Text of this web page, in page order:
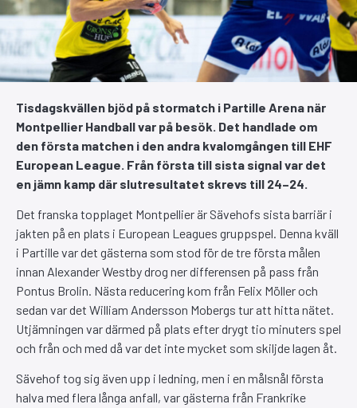
Tisdagskvällen bjöd på stormatch i Partille Arena när
Montpellier Handball var på besök. Det handlade om
den första matchen i den andra kvalomgången till EHF
European League. Från första till sista signal var det
en jämn kamp där slutresultatet skrevs till 24–24.
Det franska topplaget Montpellier är Sävehofs sista barriär i
jakten på en plats i European Leagues gruppspel. Denna kväll
i Partille var det gästerna som stod för de tre första målen
innan Alexander Westby drog ner differensen på pass från
Pontus Brolin. Nästa reducering kom från Felix Möller och
sedan var det William Andersson Mobergs tur att hitta nätet.
Utjämningen var därmed på plats efter drygt tio minuters spel
och från och med då var det inte mycket som skiljde lagen åt.
Sävehof tog sig även upp i ledning, men i en målsnål första
halva med flera långa anfall, var gästerna från Frankrike